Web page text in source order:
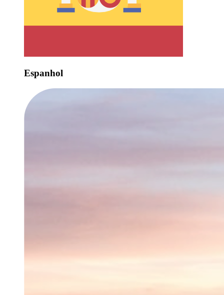
Espanhol